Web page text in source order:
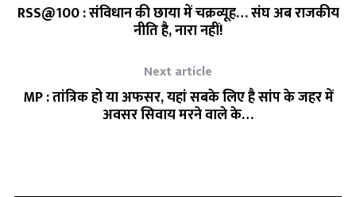
RSS@100 : संविधान की छाया में चक्रव्यूह… संघ अब राजकीय
नीति है, नारा नहीं!
Next article
MP : तांत्रिक हो या अफसर, यहां सबके लिए है सांप के जहर में
अवसर सिवाय मरने वाले के…